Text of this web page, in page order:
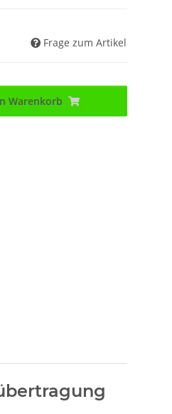
Frage zum Artikel
Warenkorb